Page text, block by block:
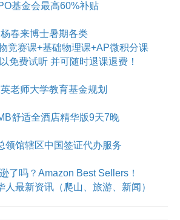
基金会最高60%补贴
杨春来博士暑期各类
竞赛课+基础物理课+AP微积分课
免费试听 并可随时退课退费！
老师大学教育基金规划
舒适全酒店精华版9天7晚
领馆辖区中国签证代办服务
了吗？Amazon Best Sellers！
人最新资讯（爬山、旅游、新闻）